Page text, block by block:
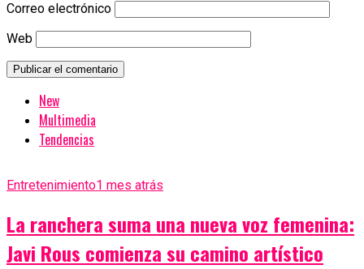
Correo electrónico
Web
New
Multimedia
Tendencias
Entretenimiento1 mes atrás
La ranchera suma una nueva voz femenina:
Javi Rous comienza su camino artístico